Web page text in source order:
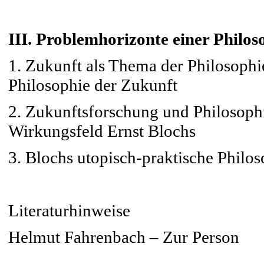
III. Problemhorizonte einer
1. Zukunft als Thema der
Philosophie der Zukunft
2. Zukunftsforschung und
Wirkungsfeld Ernst Blochs
3. Blochs utopisch-praktische
Literaturhinweise
Helmut Fahrenbach – Zur Person